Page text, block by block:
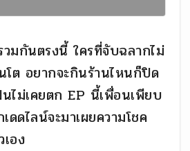
มกันตรงนี้ ใครที่จับฉลากไม่
โต อยากจะกินร้านไหนก็ปิด
ไม่เคยตก EP นี้เพื่อนเพียบ
ดดไลน์จะมาเผยความโชค
อง